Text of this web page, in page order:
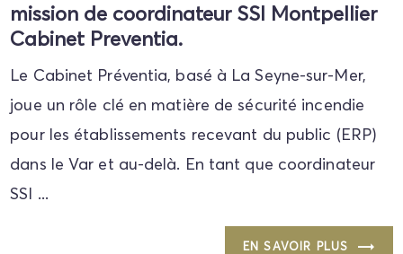
mission de coordinateur SSI Montpellier
Cabinet Preventia.
Le Cabinet Préventia, basé à La Seyne-sur-Mer,
joue un rôle clé en matière de sécurité incendie
pour les établissements recevant du public (ERP)
dans le Var et au-delà. En tant que coordinateur
SSI ...
EN SAVOIR PLUS